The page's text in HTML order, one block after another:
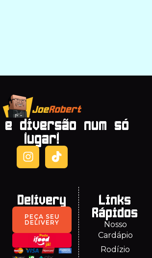
e diversão num só
lugar!
Delivery
PEÇA SEU
DELIVERY
Links
Rápidos
Nosso
Cardápio
Rodízio